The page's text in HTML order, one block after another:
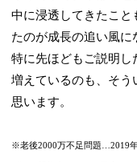
中に浸透してきたこと
たのが成長の追い風に
特に先ほどもご説明し
増えているのも、そう
思います。
※老後2000万不足問題…2019